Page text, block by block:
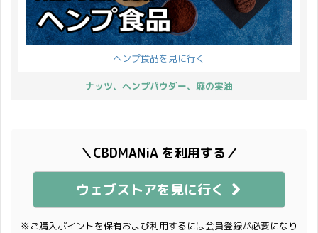
ヘンプ食品を見に行く
ナッツ、ヘンプパウダー、麻の実油
＼CBDMANiA を利用する／
ウェブストアを見に行く
※ご購入ポイントを保有および利用するには会員登録が必要になり